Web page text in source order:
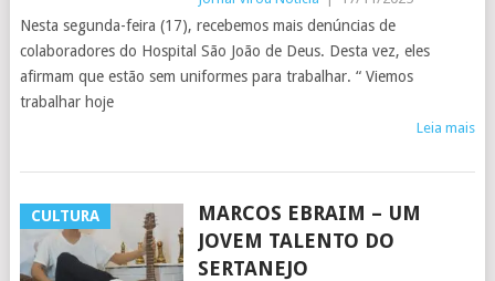
Nesta segunda-feira (17), recebemos mais denúncias de
colaboradores do Hospital São João de Deus. Desta vez, eles
afirmam que estão sem uniformes para trabalhar. “ Viemos
trabalhar hoje
Leia mais
CULTURA
MARCOS EBRAIM – UM
JOVEM TALENTO DO
SERTANEJO